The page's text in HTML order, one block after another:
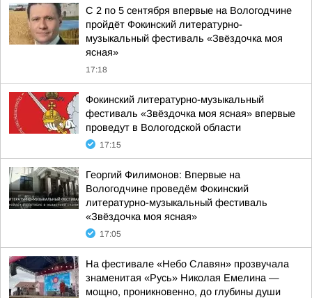
С 2 по 5 сентября впервые на Вологодчине
пройдёт Фокинский литературно-
музыкальный фестиваль «Звёздочка моя
ясная»
17:18
Фокинский литературно-музыкальный
фестиваль «Звёздочка моя ясная» впервые
проведут в Вологодской области
17:15
Георгий Филимонов: Впервые на
Вологодчине проведём Фокинский
литературно-музыкальный фестиваль
«Звёздочка моя ясная»
17:05
На фестивале «Небо Славян» прозвучала
знаменитая «Русь» Николая Емелина —
мощно, проникновенно, до глубины души